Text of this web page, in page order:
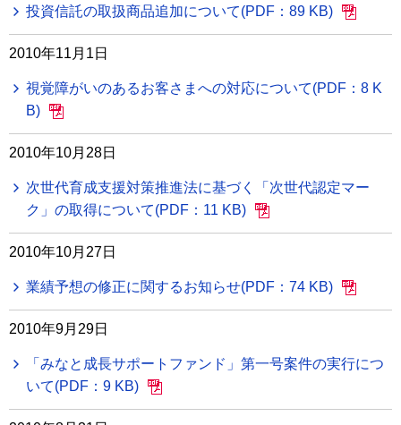
投資信託の取扱商品追加について(PDF：89 KB)
2010年11月1日
視覚障がいのあるお客さまへの対応について(PDF：8 K
B)
2010年10月28日
次世代育成支援対策推進法に基づく「次世代認定マー
ク」の取得について(PDF：11 KB)
2010年10月27日
業績予想の修正に関するお知らせ(PDF：74 KB)
2010年9月29日
「みなと成長サポートファンド」第一号案件の実行につ
いて(PDF：9 KB)